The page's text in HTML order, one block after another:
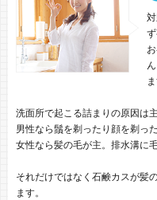
洗面所で起こる詰まりの原因は
男性なら鬚を剃ったり顔を剃っ
女性なら髪の毛が主。排水溝に
それだけではなく石鹸カスが髪
ます。